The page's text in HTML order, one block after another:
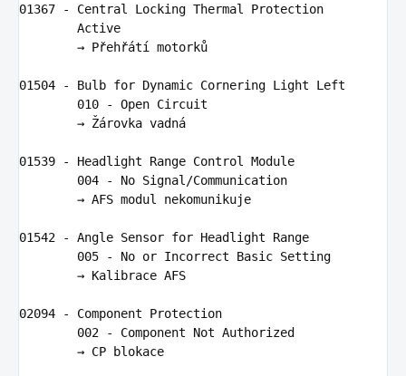
01367 - Central Locking Thermal
Protection
Active
        →
Přehřátí motorků
01504 - Bulb for Dynamic Cornering Light
Left
010
- Open Circuit
        → Žá
rovka vadná
01539 - Headlight Range Control
Module
004
- No Signal /Communication
        →
AFS modul nekomunikuje
01542 - Angle Sensor for Headlight
Range
005
- No or Incorrect Basic Setting
        →
Kalibrace AFS
02094 - Component
Protection
002
- Component Not Authorized
        →
CP blokace